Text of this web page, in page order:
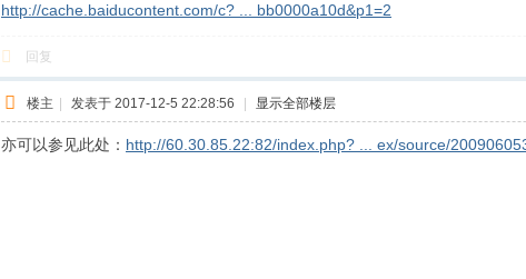
http://cache.baiducontent.com/c? ... bb0000a10d&p1=2
回复
楼主 | 发表于 2017-12-5 22:28:56 | 显示全部楼层
亦可以参见此处： http://60.30.85.22:82/index.php? ... ex/source/